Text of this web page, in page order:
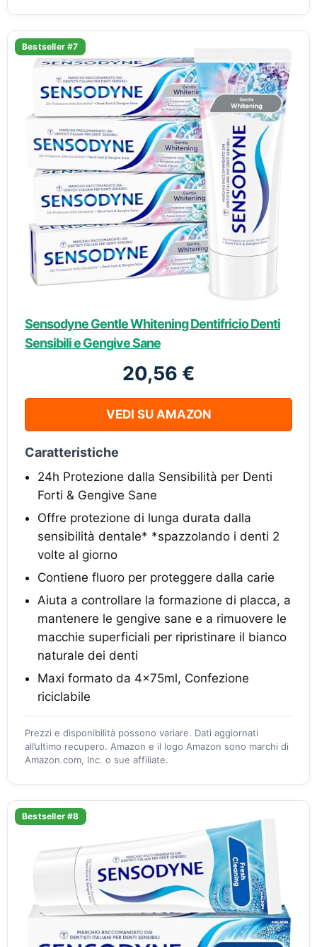
Bestseller #7
Sensodyne Gentle Whitening Dentifricio Denti
Sensibili e Gengive Sane
20,56 €
VEDI SU AMAZON
Caratteristiche
24h Protezione dalla Sensibilità per Denti
Forti & Gengive Sane
Offre protezione di lunga durata dalla
sensibilità dentale* *spazzolando i denti 2
volte al giorno​
Contiene fluoro per proteggere dalla carie​
Aiuta a controllare la formazione di placca​, a
mantenere le gengive sane​ e a rimuovere le
macchie superficiali per ripristinare il bianco
naturale dei denti​
Maxi formato da 4x75ml, Confezione
riciclabile​
Prezzi e disponibilità possono variare. Dati aggiornati
all’ultimo recupero. Amazon e il logo Amazon sono marchi di
Amazon.com, Inc. o sue affiliate.
Bestseller #8